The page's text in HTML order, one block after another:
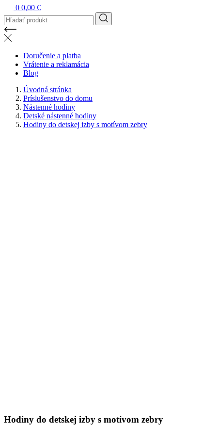
0 0,00 €
Doručenie a platba
Vrátenie a reklamácia
Blog
Úvodná stránka
Príslušenstvo do domu
Nástenné hodiny
Detské nástenné hodiny
Hodiny do detskej izby s motívom zebry
Hodiny do detskej izby s motívom zebry